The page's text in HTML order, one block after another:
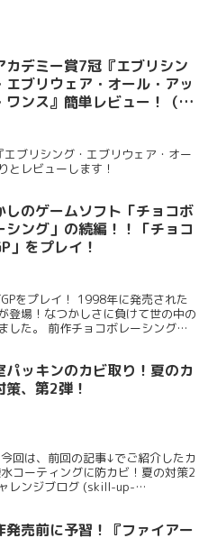
カデミー賞7冠『エブリシン
エブリウェア・オール・アッ
ワンス』簡単レビュー！（ネ
ブリシング・エブリウェア・オー
とレビューします！
しのゲームソフト「チョコボ
シング」の続編！！「チョコ
」をプレイ！
をプレイ！ 1998年に発売された
登場！なつかしさに負けて世の中の
した。 前作チョコボレーシングと
パッキンのカビ取り！夏のカ
策、第2弾！
回は、前回の記事↓でご紹介したカ
コーティングに防カビ！夏の対策2
レンジブログ (skill-up-
発売前に予習！『ファイアー